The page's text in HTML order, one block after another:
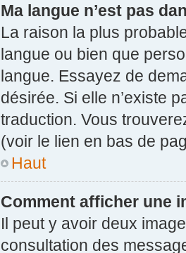
Ma langue n’est pas
La raison la plus
langue ou bien que
langue. Essayez de
désirée. Si elle n’existe
traduction. Vous
(voir le lien en bas de
Haut
Comment afficher une
Il peut y avoir deux
consultation des